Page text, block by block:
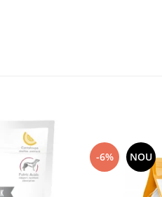
-6% NOU